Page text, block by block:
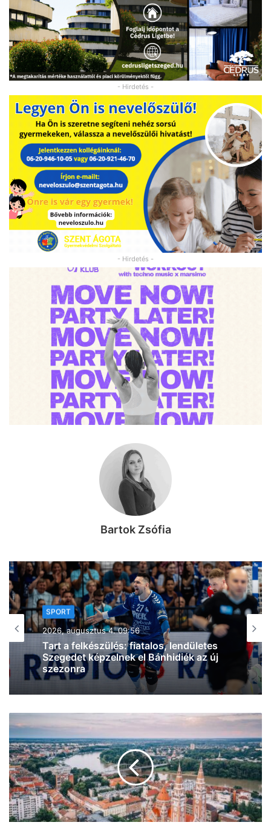
- Hirdetés -
- Hirdetés -
Bartok Zsófia
SPORT
2026, augusztus 3. 20:16
Szegedi küzdősport-szenzáció: a
világelső BKFC-ben debütál a Sárközi
MMA Team magyar bajnok nagyágyúja